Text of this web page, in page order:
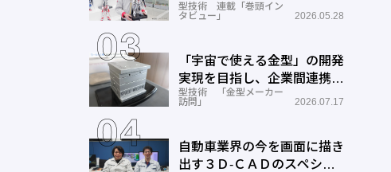
つける―BANDAI SPIRITS
型技術 連載「巻頭イン
タビュー」
2026.05.28
「宇宙で使える金型」の開発
実現を目指し、企業間連携を
推進―ワールド工業
型技術 「金型メーカー
訪問」
2026.07.17
自動車業界の今を画面に描き
出す３Ｄ-ＣＡＤのスペシャ